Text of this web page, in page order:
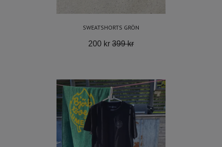
SWEATSHORTS GRÖN
200 kr 399 kr